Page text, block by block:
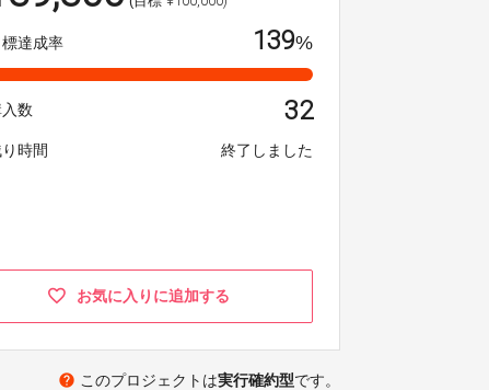
標達成率 139%
数 32
時間 終了しました
お気に入りに追加する
help このプロジェクトは実行確約型です。